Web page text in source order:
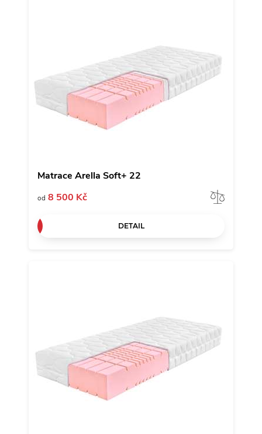
Matrace Arella Soft+ 22
od 8 500 Kč
DETAIL